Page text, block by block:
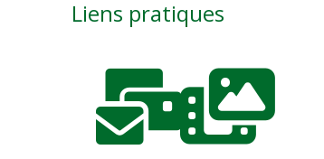
Liens pratiques